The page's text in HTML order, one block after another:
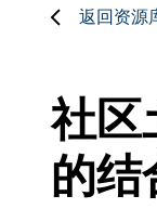
返回资源
社区
的结